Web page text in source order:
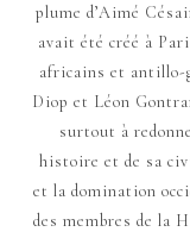
plume d’Aimé
avait été créé à
africains et antillo-
Diop et Léon
surtout à
histoire et de sa
et la domination
des membres de la